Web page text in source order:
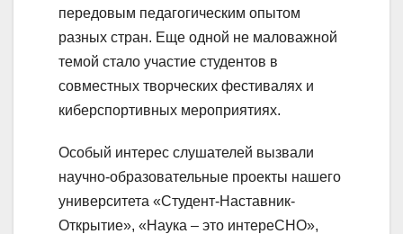
передовым педагогическим опытом
разных стран. Еще одной не маловажной
темой стало участие студентов в
совместных творческих фестивалях и
киберспортивных мероприятиях.
Особый интерес слушателей вызвали
научно-образовательные проекты нашего
университета «Студент-Наставник-
Открытие», «Наука – это интереСНО»,